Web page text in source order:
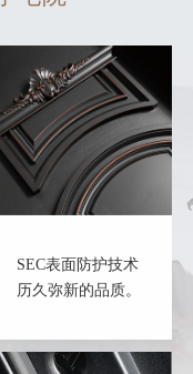
SEC表面防护技术
历久弥新的品质。